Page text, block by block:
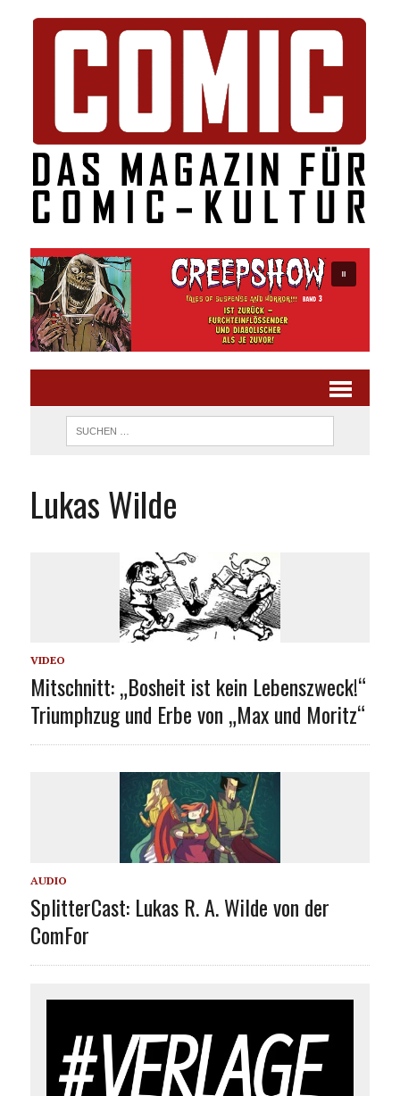
Lukas Wilde
VIDEO
Mitschnitt: „Bosheit ist kein Lebenszweck!“
Triumphzug und Erbe von „Max und Moritz“
AUDIO
SplitterCast: Lukas R. A. Wilde von der
ComFor